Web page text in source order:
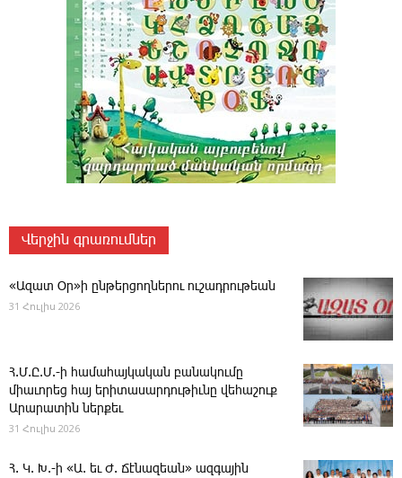
Վերջին գրառումներ
«Ազատ Օր»ի ընթերցողներու ուշադրութեան
31 Հուլիս 2026
Հ.Մ.Ը.Մ.-ի համահայկական բանակումը
միաւորեց հայ երիտասարդութիւնը վեհաշուք
Արարատին ներքեւ
31 Հուլիս 2026
Հ. Կ. Խ.-ի «Ա. եւ Ժ. ­Ճէնազեան» ազգային